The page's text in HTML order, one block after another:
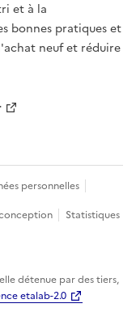
et à la
bonnes pratiques et
neuf et réduire
personnelles
Statistiques
détenue par des tiers,
etalab-2.0